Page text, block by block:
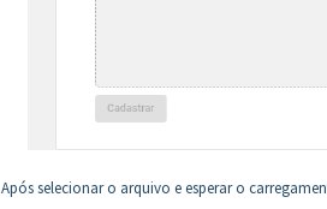
Após selecionar o arquivo e esperar o